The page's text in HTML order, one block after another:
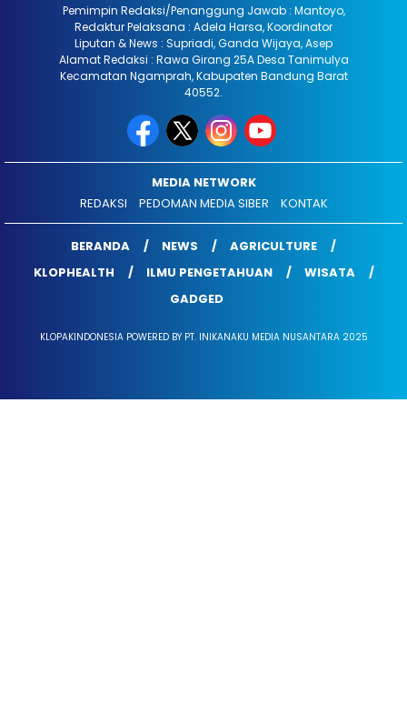
Pemimpin Redaksi/Penanggung Jawab : Mantoyo,
Redaktur Pelaksana : Adela Harsa, Koordinator
Liputan & News : Supriadi, Ganda Wijaya, Asep
Alamat Redaksi : Rawa Girang 25A Desa Tanimulya
Kecamatan Ngamprah, Kabupaten Bandung Barat
40552.
MEDIA NETWORK
REDAKSI
PEDOMAN MEDIA SIBER KONTAK
BERANDA NEWS
AGRICULTURE
KLOPHEALTH
ILMU PENGETAHUAN
WISATA
GADGED
KLOPAKINDONESIA POWERED BY PT. INIKANAKU MEDIA NUSANTARA 2025